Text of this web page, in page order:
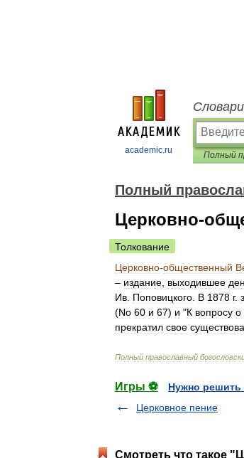
academic.ru
Полный
Церковно-
Толкование
Церковно-общественный
– издание выходившее
Ив Поповицкого В 1878 г.
(No 60 и 67) и "К вопросу о
прекратил свое
Полный православный
Игры ⚽
Нужно решить
Церковное пение
Смотреть что такое